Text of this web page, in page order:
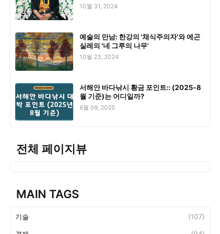
10월 31, 2024
예술의 만남: 한강의 '채식주의자'와 에곤
실레의 '네 그루의 나무'
10월 23, 2024
서해안 바다낚시 황금 포인트:: (2025-8
월 기준)는 어디일까?
8월 09, 2025
전체 페이지뷰
MAIN TAGS
기술 (107)